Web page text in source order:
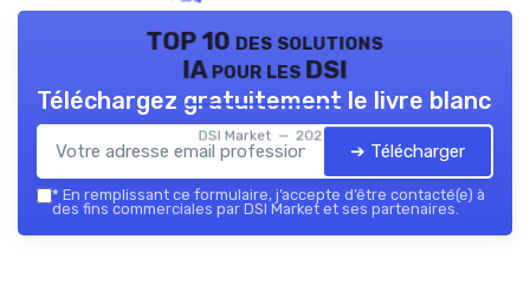
TOP 10 des solutions
IA pour les DSI
DSI Market — 2026
Téléchargez gratuitement le livre blanc
➔ Télécharger
* En remplissant ce formulaire, j’accepte d’être contacté(e) à
des fins commerciales par DSI Market et ses partenaires.